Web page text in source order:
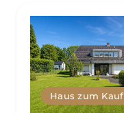
Haus zum Kauf